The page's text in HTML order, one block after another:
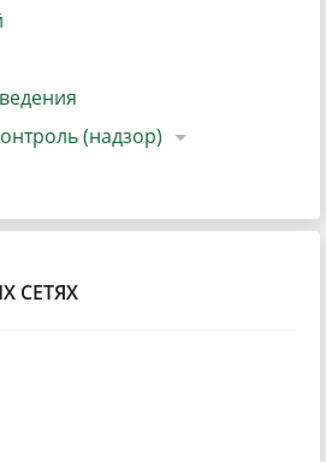
(надзор)
СЕТЯХ